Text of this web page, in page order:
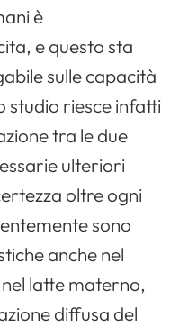
è
e questo sta
sulle capacità
studio riesce infatti
tra le due
ulteriori
oltre ogni
sono
anche nel
latte materno,
diffusa del